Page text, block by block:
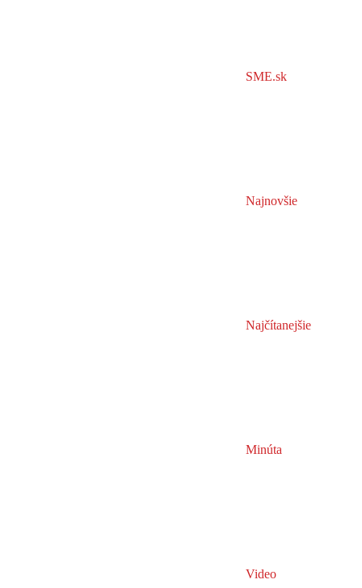
SME.sk
Najnovšie
Najčítanejšie
Minúta
Video